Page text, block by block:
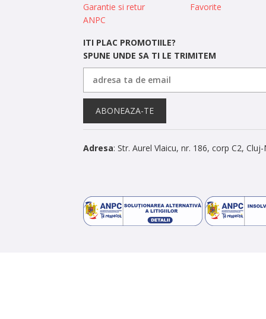
Garantie si retur
ANPC
Favorite
ITI PLAC PROMOTIILE?
SPUNE UNDE SA TI LE TRIMITEM
ABONEAZA-TE
Adresa: Str. Aurel Vlaicu, nr. 186, corp C2,